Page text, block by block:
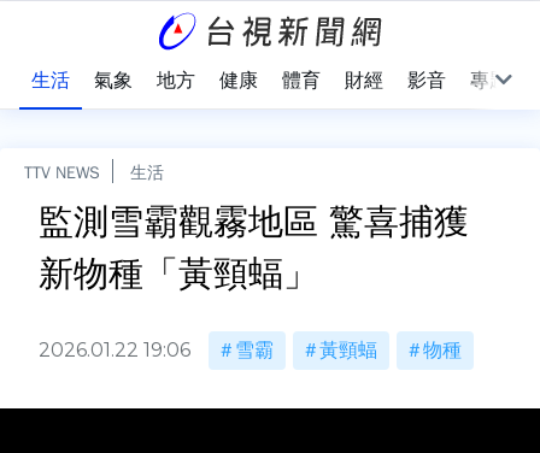
生活 氣象 地方 健康 體育 財經 影音 專題
TTV NEWS 生活
監測雪霸觀霧地區 驚喜捕獲
新物種「黃頸蝠」
2026.01.22 19:06 雪霸 黃頸蝠 物種